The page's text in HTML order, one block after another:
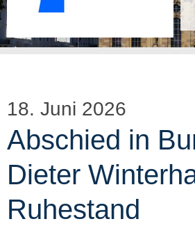
18. Juni 2026
Abschied in
Dieter
Ruhestand